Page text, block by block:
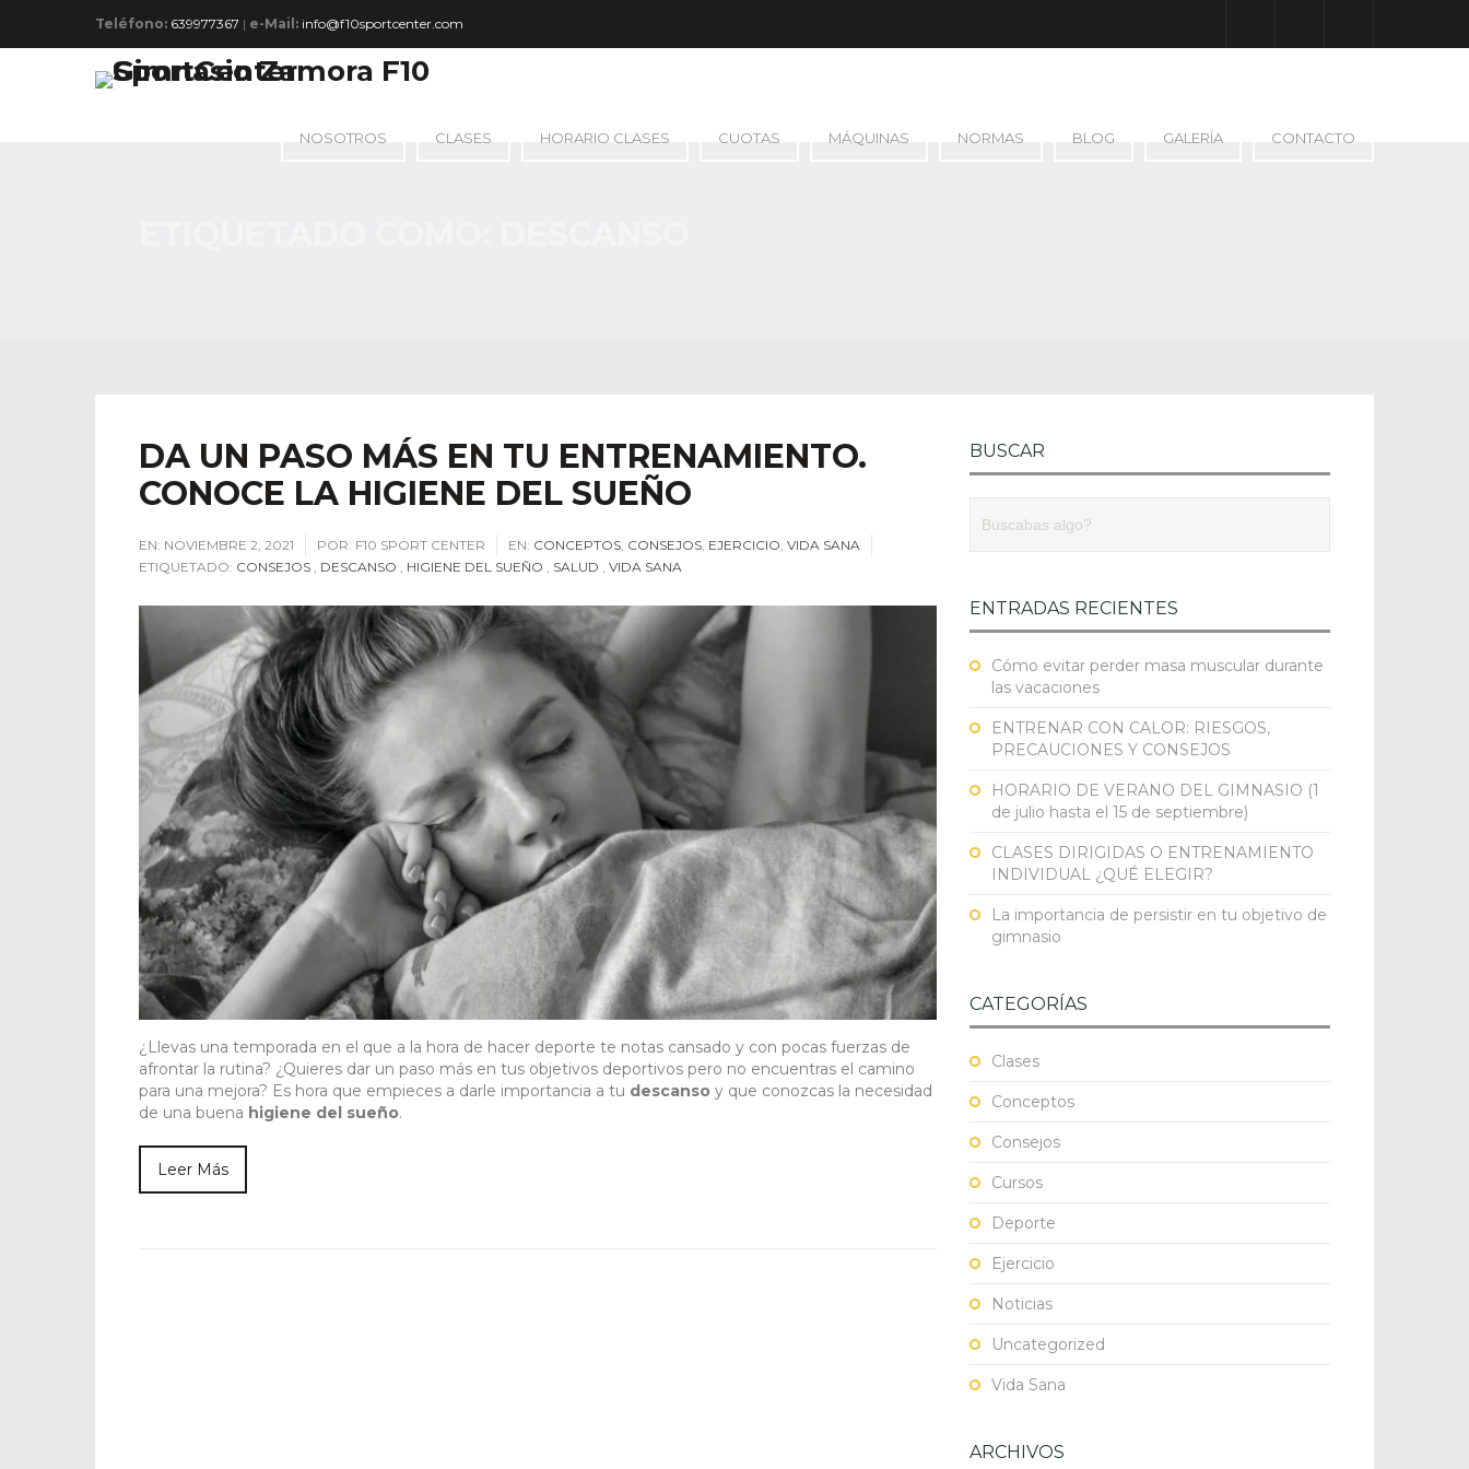
Teléfono: 639977367 | e-Mail: info@f10sportcenter.com
NOSOTROS CLASES HORARIO CLASES CUOTAS MÁQUINAS NORMAS BLOG GALERÍA CONTACTO
DA UN PASO MÁS EN TU ENTRENAMIENTO.
CONOCE LA HIGIENE DEL SUEÑO
EN: NOVIEMBRE 2, 2021 POR: F10 SPORT CENTER EN: CONCEPTOS, CONSEJOS, EJERCICIO, VIDA SANA
ETIQUETADO: CONSEJOS , DESCANSO , HIGIENE DEL SUEÑO , SALUD , VIDA SANA
¿Llevas una temporada en el que a la hora de hacer deporte te notas cansado y con pocas fuerzas de
afrontar la rutina? ¿Quieres dar un paso más en tus objetivos deportivos pero no encuentras el camino
para una mejora? Es hora que empieces a darle importancia a tu descanso y que conozcas la necesidad
de una buena higiene del sueño.
Leer Más
BUSCAR
ENTRADAS RECIENTES
Cómo evitar perder masa muscular durante
las vacaciones
ENTRENAR CON CALOR: RIESGOS,
PRECAUCIONES Y CONSEJOS
HORARIO DE VERANO DEL GIMNASIO (1
de julio hasta el 15 de septiembre)
CLASES DIRIGIDAS O ENTRENAMIENTO
INDIVIDUAL ¿QUÉ ELEGIR?
La importancia de persistir en tu objetivo de
gimnasio
CATEGORÍAS
Clases
Conceptos
Consejos
Cursos
Deporte
Ejercicio
Noticias
Uncategorized
Vida Sana
ARCHIVOS